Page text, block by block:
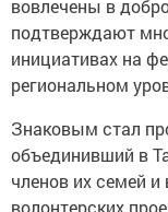
подтверждают
инициативах на
региональном
Знаковым стал
объединивший в
членов их семей и
волонтерских